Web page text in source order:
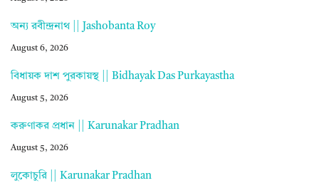
অন্য রবীন্দ্রনাথ || Jashobanta Roy
August 6, 2026
বিধায়ক দাশ পুরকায়স্থ || Bidhayak Das Purkayastha
August 5, 2026
করুণাকর প্রধান || Karunakar Pradhan
August 5, 2026
লুকোচুরি || Karunakar Pradhan